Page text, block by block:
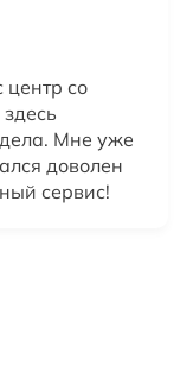
центр со
Мне уже
доволен
сервис!